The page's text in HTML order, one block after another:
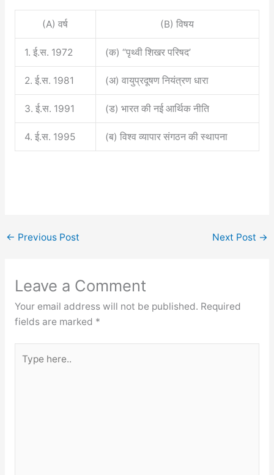
(A) वर्ष (B) विषय
1. ई.स. 1972 (क) “पृथ्वी शिखर परिषद’
2. ई.स. 1981 (अ) वायुप्रदूषण नियंत्रण धारा
3. ई.स. 1991 (ड) भारत की नई आर्थिक नीति
4. ई.स. 1995 (ब) विश्व व्यापार संगठन की स्थापना
← Previous Post Next Post →
Leave a Comment
Your email address will not be published. Required
fields are marked *
here..